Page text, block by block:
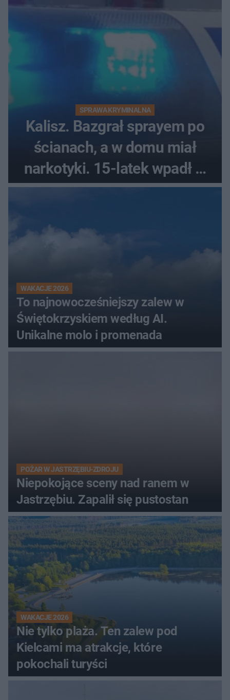
SPRAWA KRYMINALNA
Kalisz. Bazgrał sprayem po
ścianach, a w domu miał
narkotyki. 15-latek wpadł w
ręce policjantów
WAKACJE 2026
To najnowocześniejszy zalew w
Świętokrzyskiem według AI.
Unikalne molo i promenada
POŻAR W JASTRZĘBIU-ZDROJU
Niepokojące sceny nad ranem w
Jastrzębiu. Zapalił się pustostan
WAKACJE 2026
Nie tylko plaża. Ten zalew pod
Kielcami ma atrakcje, które
pokochali turyści